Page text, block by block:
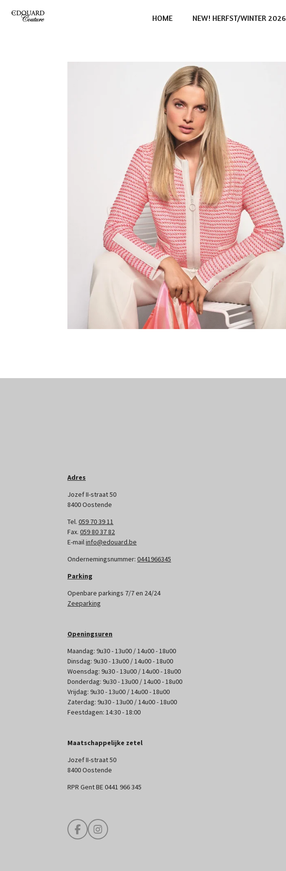
Ga
direct
HOME NEW! HERFST/WINTER 2026
Adres
Jozef II-straat 50
8400 Oostende
Tel. 059 70 39 11
Fax. 059 80 37 82
E-mailinfo@edouard.be
Ondernemingsnummer: 0441966345
Parking
Openbare parkings 7/7 en 24/24
Zeeparking
Openingsuren
Maandag: 9u30 - 13u00 / 14u00 - 18u00
Dinsdag: 9u30 - 13u00 / 14u00 - 18u00
Woensdag: 9u30 - 13u00 / 14u00 - 18u00
Donderdag: 9u30 - 13u00 / 14u00 - 18u00
Vrijdag: 9u30 - 13u00 / 14u00 - 18u00
Zaterdag: 9u30 - 13u00 / 14u00 - 18u00
Feestdagen: 14:30 - 18:00
Maatschappelijke zetel
Jozef II-straat 50
8400 Oostende
RPR Gent BE 0441 966 345
F
a
I
n